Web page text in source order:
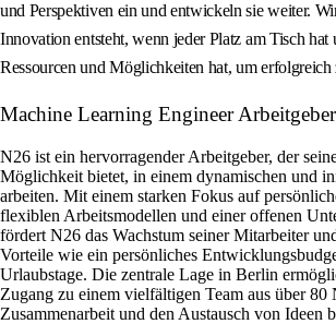
und Perspektiven ein und entwickeln sie weiter.
Innovation entsteht, wenn jeder Platz am Tisch hat
Ressourcen und Möglichkeiten hat, um erfolgreich
Machine Learning Engineer
N26 ist ein hervorragender Arbeitgeber, der
Möglichkeit bietet, in einem dynamischen und
arbeiten. Mit einem starken Fokus auf
flexiblen Arbeitsmodellen und einer offenen
fördert N26 das Wachstum seiner Mitarbeiter
Vorteile wie ein persönliches
Urlaubstage. Die zentrale Lage in Berlin
Zugang zu einem vielfältigen Team aus über 80
Zusammenarbeit und den Austausch von Ideen